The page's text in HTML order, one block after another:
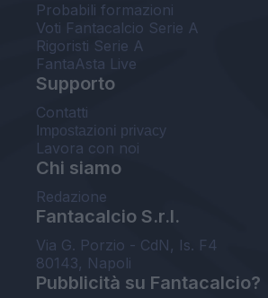
Probabili formazioni
Voti Fantacalcio Serie A
Rigoristi Serie A
FantaAsta Live
Supporto
Contatti
Impostazioni privacy
Lavora con noi
Chi siamo
Redazione
Fantacalcio S.r.l.
Via G. Porzio - CdN, Is. F4
80143, Napoli
Pubblicità su Fantacalcio?